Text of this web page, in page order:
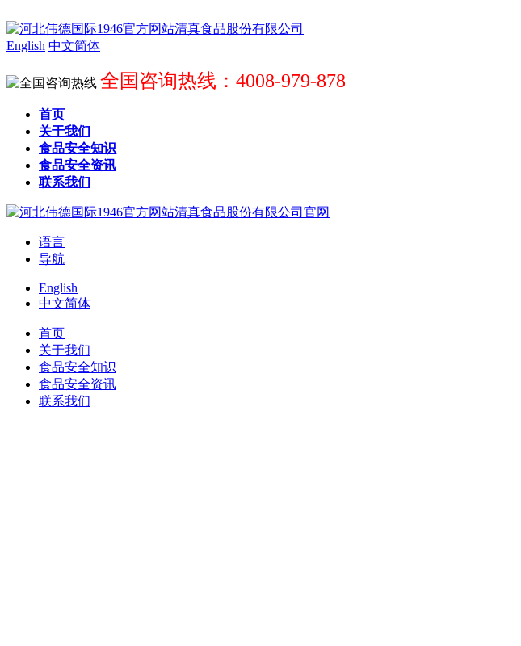
English 中文简体
全国咨询热线：4008-979-878
首页
关于我们
食品安全知识
食品安全资讯
联系我们
语言
导航
English
中文简体
首页
关于我们
食品安全知识
食品安全资讯
联系我们